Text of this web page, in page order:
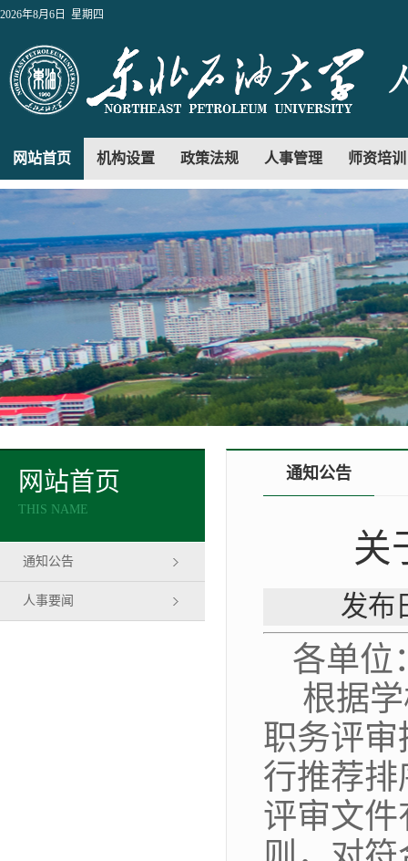
2026年8月6日 星期四
网站首页 机构设置 政策法规 人事管理 师资培训
网站首页
THIS NAME
通知公告
人事要闻
通知公告
关
发布
各单位
根据
职务评
行推荐
评审文